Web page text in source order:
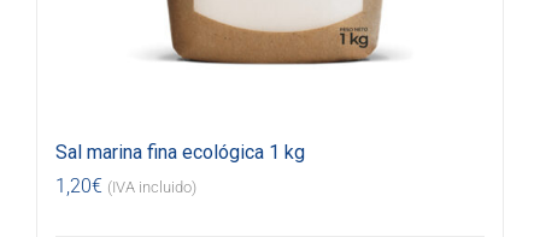
Sal marina fina ecológica 1 kg
1,20€ (IVA incluido)